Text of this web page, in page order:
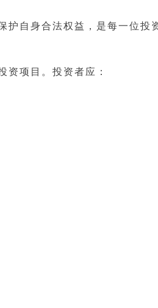
自身合法权益，是每一位投
资项目。投资者应：